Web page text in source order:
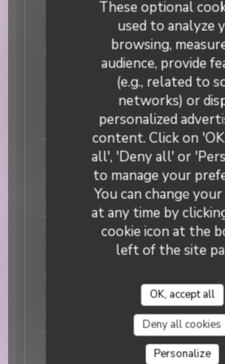
These optional
used to analyze
browsing,
audience, provide
(e.g., related to
networks) or
personalized
content. Click on
all', 'Deny all' or
to manage your
You can change
at any time by
cookie icon at the
left of the site
OK, accept all
Deny all cookies
Personalize
Gioia
Sauce tomate San Marzano
fiordilatte, après cuisson
cerise, câpres à queue, huile
copeaux de vieux Parmigiano
burrata crémeuse des
20,00 EUR
PIZZE BIANCHE
Sans sauce tomate, mais
fraîche, comme en
Bella Bionda
Mozzarella Fiordilatte,
crémeux, après cuisson copeaux
Reggiano et poivre Timut aux
16,00 EUR
San Rocco
DUETTO